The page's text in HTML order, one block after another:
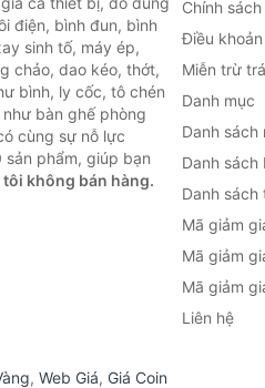
điện, bình đun, bình
sinh tố, máy ép,
chảo, dao kéo, thớt,
bình, ly cốc, tô chén
bàn ghế phòng
cùng sự nỗ lực
phẩm, giúp bạn
không bán hàng.
Chính
Điều
Miễn trừ
Danh mục
Danh sách
Danh sách
Danh sách
Mã giảm
Mã giảm
Mã giảm
Liên hệ
, Web Giá, Giá Coin